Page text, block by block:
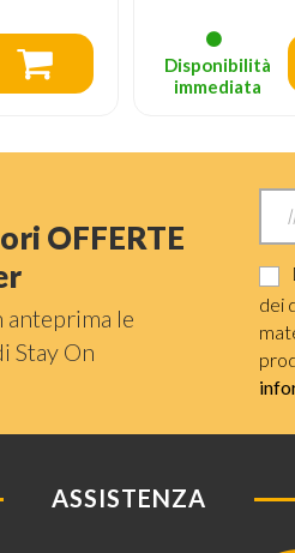
Disponibilità
immediata
OFFERTE
anteprima le
Stay On
dei
ASSISTENZA